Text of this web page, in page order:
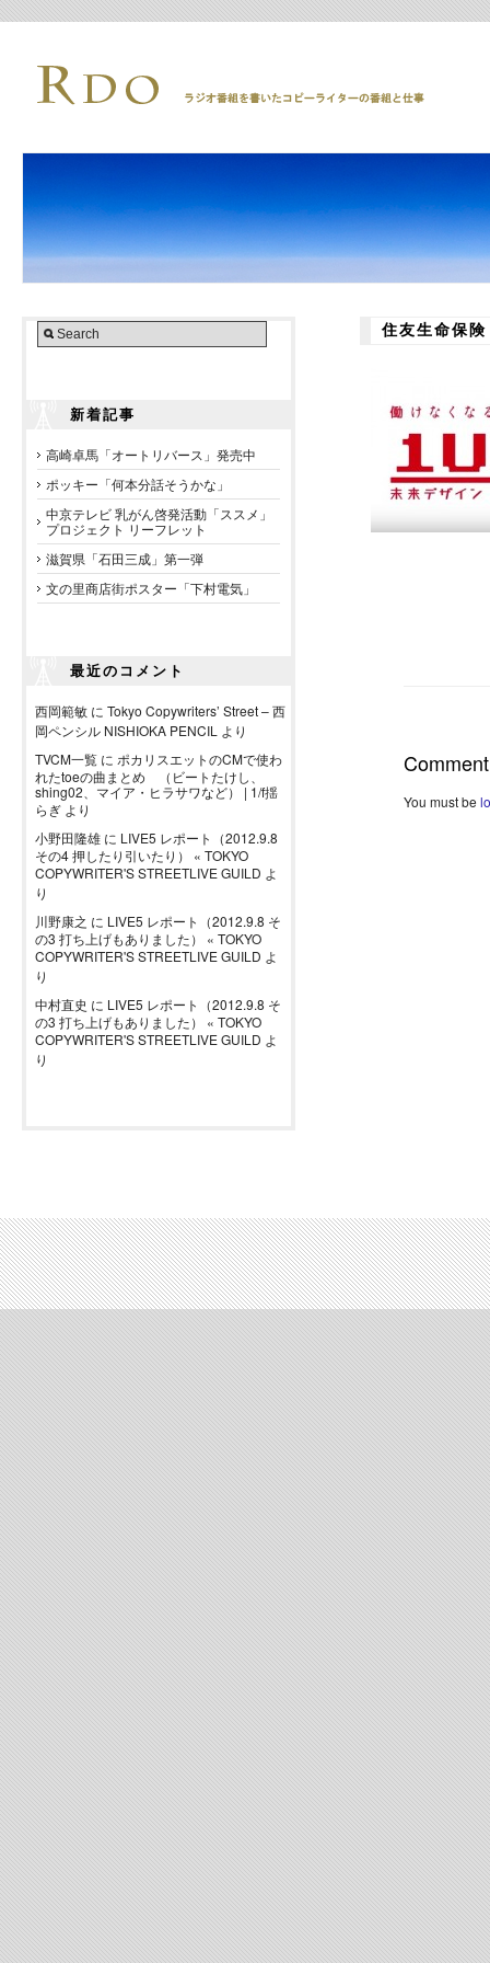
新着記事
高崎卓馬「オートリバース」発売中
ポッキー「何本分話そうかな」
中京テレビ 乳がん啓発活動「ススメ」
プロジェクト リーフレット
滋賀県「石田三成」第一弾
文の里商店街ポスター「下村電気」
最近のコメント
西岡範敏 に Tokyo Copywriters’ Street – 西
岡ペンシル NISHIOKA PENCIL より
TVCM一覧 に ポカリスエットのCMで使わ
れたtoeの曲まとめ （ビートたけし、
shing02、マイア・ヒラサワなど） | 1/f揺
らぎ より
小野田隆雄 に LIVE5 レポート（2012.9.8
その4 押したり引いたり） « TOKYO
COPYWRITER'S STREETLIVE GUILD よ
り
川野康之 に LIVE5 レポート（2012.9.8 そ
の3 打ち上げもありました） « TOKYO
COPYWRITER'S STREETLIVE GUILD よ
り
中村直史 に LIVE5 レポート（2012.9.8 そ
の3 打ち上げもありました） « TOKYO
COPYWRITER'S STREETLIVE GUILD よ
り
住友生命保
Comment
You must be